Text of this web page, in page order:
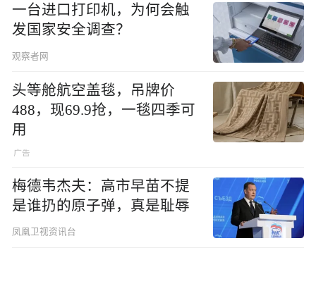
一台进口打印机，为何会触
发国家安全调查？
观察者网
头等舱航空盖毯，吊牌价
488，现69.9抢，一毯四季可
用
梅德韦杰夫：高市早苗不提
是谁扔的原子弹，真是耻辱
凤凰卫视资讯台